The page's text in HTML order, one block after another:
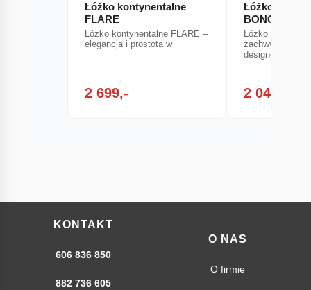
Łóżko kontynentalne
FLARE
Łóżko kontynentalne FLARE –
elegancja i prostota w
2 699,-
Łóżko
BONCO
Łóżko
zachwyca
designem, który
2 049,-
KONTAKT
606 836 850
882 736 605
O NAS
O firmie